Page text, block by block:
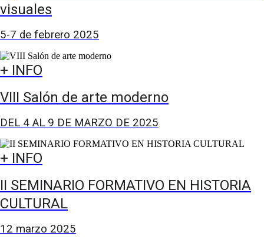
visuales
5-7 de febrero 2025
+ INFO
VIII Salón de arte moderno
DEL 4 AL 9 DE MARZO DE 2025
+ INFO
II SEMINARIO FORMATIVO EN HISTORIA
CULTURAL
12 marzo 2025